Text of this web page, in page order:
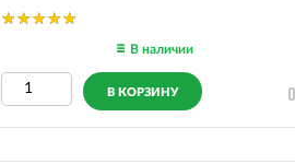
В наличии
В КОРЗИНУ